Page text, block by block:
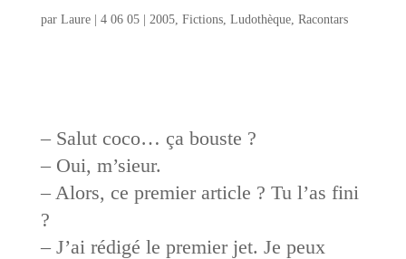
par Laure| 4 06 05| 2005, Fictions, Ludothèque, Racontars
– Salut coco… ça bouste ?
– Oui, m’sieur.
– Alors, ce premier article ? Tu l’as fini
?
– J’ai rédigé le premier jet. Je peux